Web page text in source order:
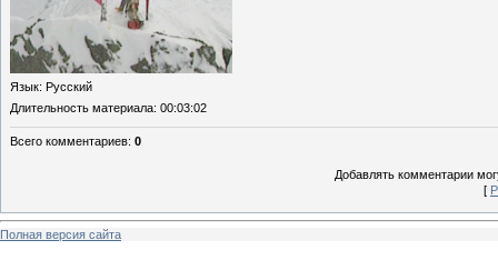
Язык: Русский
Длительность материала: 00:03:02
Всего комментариев: 0
Добавлять комментарии
[
Полная версия сайта